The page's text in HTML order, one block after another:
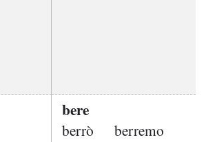
bere
berrò
berremo